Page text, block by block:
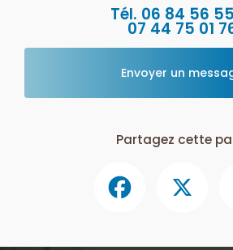
Tél. 06 84 56
07 44 75 01
Envoyer un
Partagez cette